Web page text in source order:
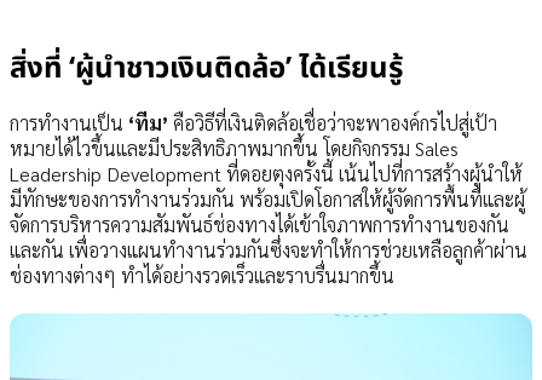
สิ่งที่ ‘ผู้นำชาวเงินติดล้อ’ ได้เรียนรู้
การทำงานเป็น ‘ทีม’ คือวิธีที่เงินติดล้อเชื่อว่าจะพาองค์กรไปสู่เป้า
หมายได้ไวขึ้นและมีประสิทธิภาพมากขึ้น โดยกิจกรรม Sales
Leadership Development ที่ดอยตุงครั้งนี้ เน้นไปที่การสร้างผู้นำให้
มีทักษะของการทำงานร่วมกัน พร้อมเปิดโอกาสให้ผู้จัดการพื้นที่และผู้
จัดการบริหารความสัมพันธ์ช่องทางได้เข้าใจภาพการทำงานของกัน
และกัน เพื่อวางแผนทำงานร่วมกันซึ่งจะทำให้การช่วยเหลือลูกค้าผ่าน
ช่องทางต่างๆ ทำได้อย่างรวดเร็วและราบรื่นมากขึ้น